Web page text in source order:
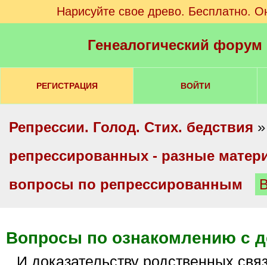
Нарисуйте свое древо. Бесплатно.
Генеалогический
РЕГИСТРАЦИЯ ВОЙТИ
Репрессии. Голод. Стих. бедствия
репрессированных - разные
вопросы по репрессированным
Вопросы по ознакомлению с
и доказательству родственных связей. Ответы на